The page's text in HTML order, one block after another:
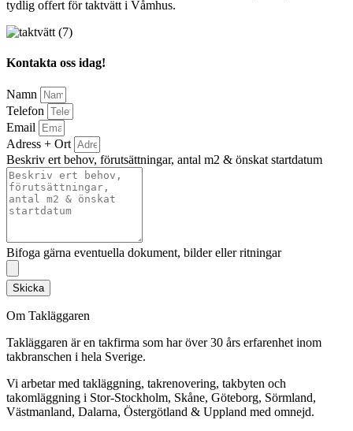
tydlig offert för taktvätt i Våmhus.
Kontakta oss idag!
Namn
Telefon
Email
Adress + Ort
Beskriv ert behov, förutsättningar, antal m2 & önskat startdatum
Bifoga gärna eventuella dokument, bilder eller ritningar
Skicka
Om Takläggaren
Takläggaren är en takfirma som har över 30 års erfarenhet inom
takbranschen i hela Sverige.
Vi arbetar med takläggning, takrenovering, takbyten och
takomläggning i Stor-Stockholm, Skåne, Göteborg, Sörmland,
Västmanland, Dalarna, Östergötland & Uppland med omnejd.